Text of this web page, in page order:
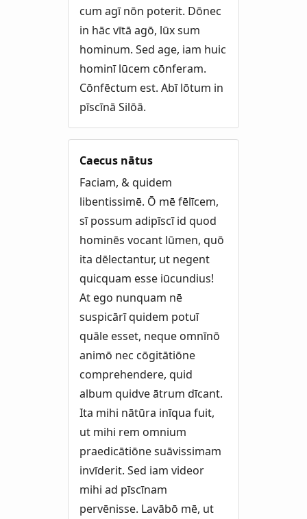
cum agī nōn poterit. Dōnec
in hāc vītā agō, lūx sum
hominum. Sed age, iam huic
hominī lūcem cōnferam.
Cōnfēctum est. Abī lōtum in
pīscīnā Silōā.
Caecus nātus
Faciam, & quidem
libentissimē. Ō mē fēlīcem,
sī possum adipīscī id quod
hominēs vocant lūmen, quō
ita dēlectantur, ut negent
quicquam esse iūcundius!
At ego nunquam nē
suspicārī quidem potuī
quāle esset, neque omnīnō
animō nec cōgitātiōne
comprehendere, quid
album quidve ātrum dīcant.
Ita mihi nātūra inīqua fuit,
ut mihi rem omnium
praedicātiōne suāvissimam
invīderit. Sed iam videor
mihi ad pīscīnam
pervēnisse. Lavābō mē, ut